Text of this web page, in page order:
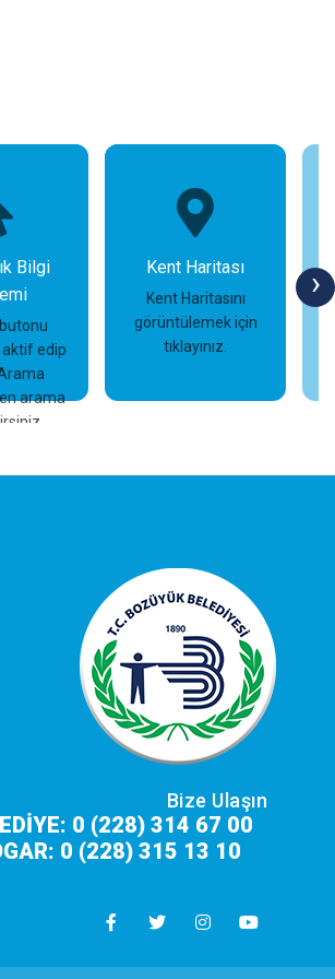
›
Bilgi
edip
arama
Kent Haritası
Kent Haritasını
görüntülemek için
tıklayınız.
Bize Ulaşın
0 (228) 314 67 00
0 (228) 315 13 10